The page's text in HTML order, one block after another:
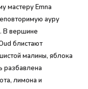
мастеру Emna
ауру
В вершине
блистают
малины, яблока
разбавлена
лимона и